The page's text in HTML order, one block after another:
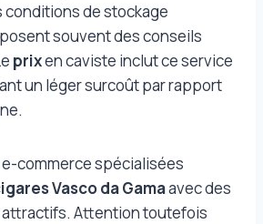
de stockage
souvent des conseils
prixen caviste inclut ce service
un léger surcoût par rapport
commerce spécialisées
Vasco da Gamaavec des
Attention toutefois